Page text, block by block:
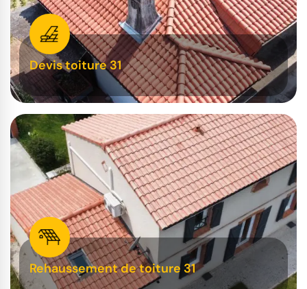
Devis toiture 31
Rehaussement de toiture 31